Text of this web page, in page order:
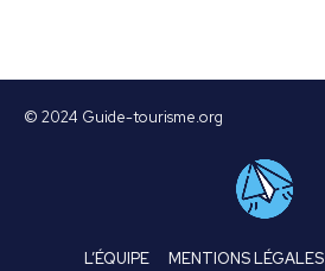
© 2024 Guide-tourisme.org
L’ÉQUIPE MENTIONS LÉGALES